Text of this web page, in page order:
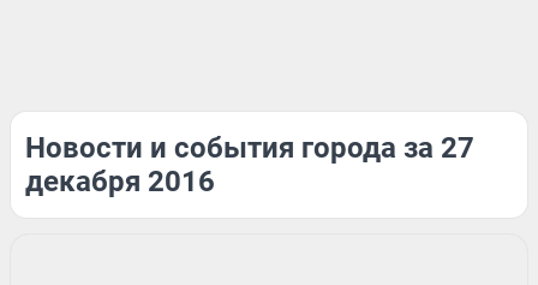
Новости и события города за 27
декабря 2016